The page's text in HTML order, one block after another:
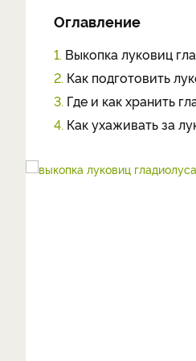
Оглавление
1. Выкопка луковиц
2. Как подготовить
3. Где и как хранить
4. Как ухаживать за